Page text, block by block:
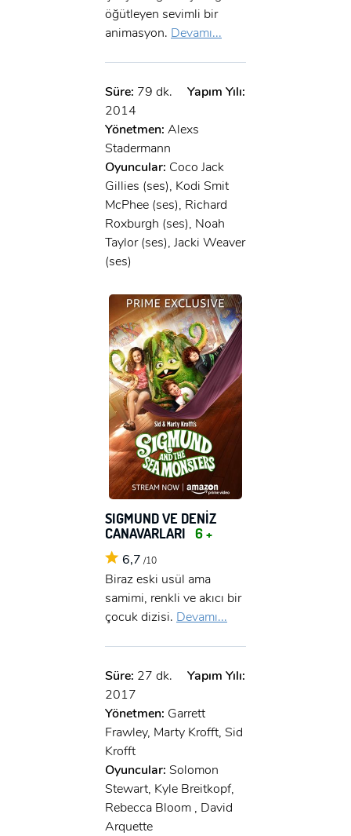
öğütleyen sevimli bir
animasyon. Devamı...
Süre: 79 dk.
Yapım Yılı:
2014
Yönetmen: Alexs
Stadermann
Oyuncular: Coco Jack
Gillies (ses), Kodi Smit
McPhee (ses), Richard
Roxburgh (ses), Noah
Taylor (ses), Jacki Weaver
(ses)
SIGMUND VE DENİZ
CANAVARLARI 6 +
6,7 /10
Biraz eski usül ama
samimi, renkli ve akıcı bir
çocuk dizisi. Devamı...
Süre: 27 dk.
Yapım Yılı:
2017
Yönetmen: Garrett
Frawley, Marty Krofft, Sid
Krofft
Oyuncular: Solomon
Stewart, Kyle Breitkopf,
Rebecca Bloom , David
Arquette